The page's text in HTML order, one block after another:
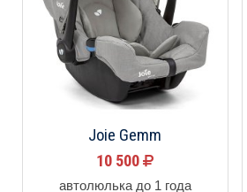
Joie Gemm
10 500
автолюлька до 1 года